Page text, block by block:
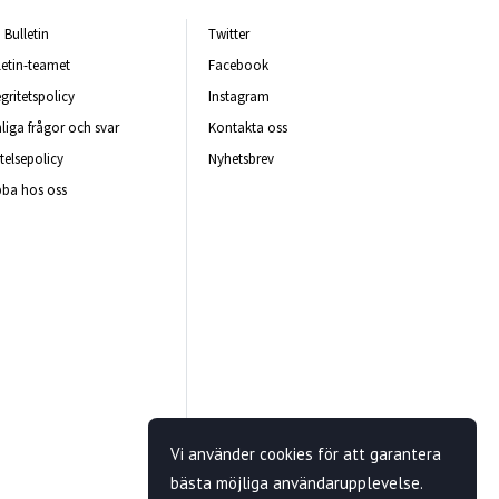
Bulletin
teamet
frågor och svar
hos oss
Twitter
Facebook
Instagram
Kontakta oss
Nyhetsbrev
Vi använder cookies för att garantera
bästa möjliga användarupplevelse.